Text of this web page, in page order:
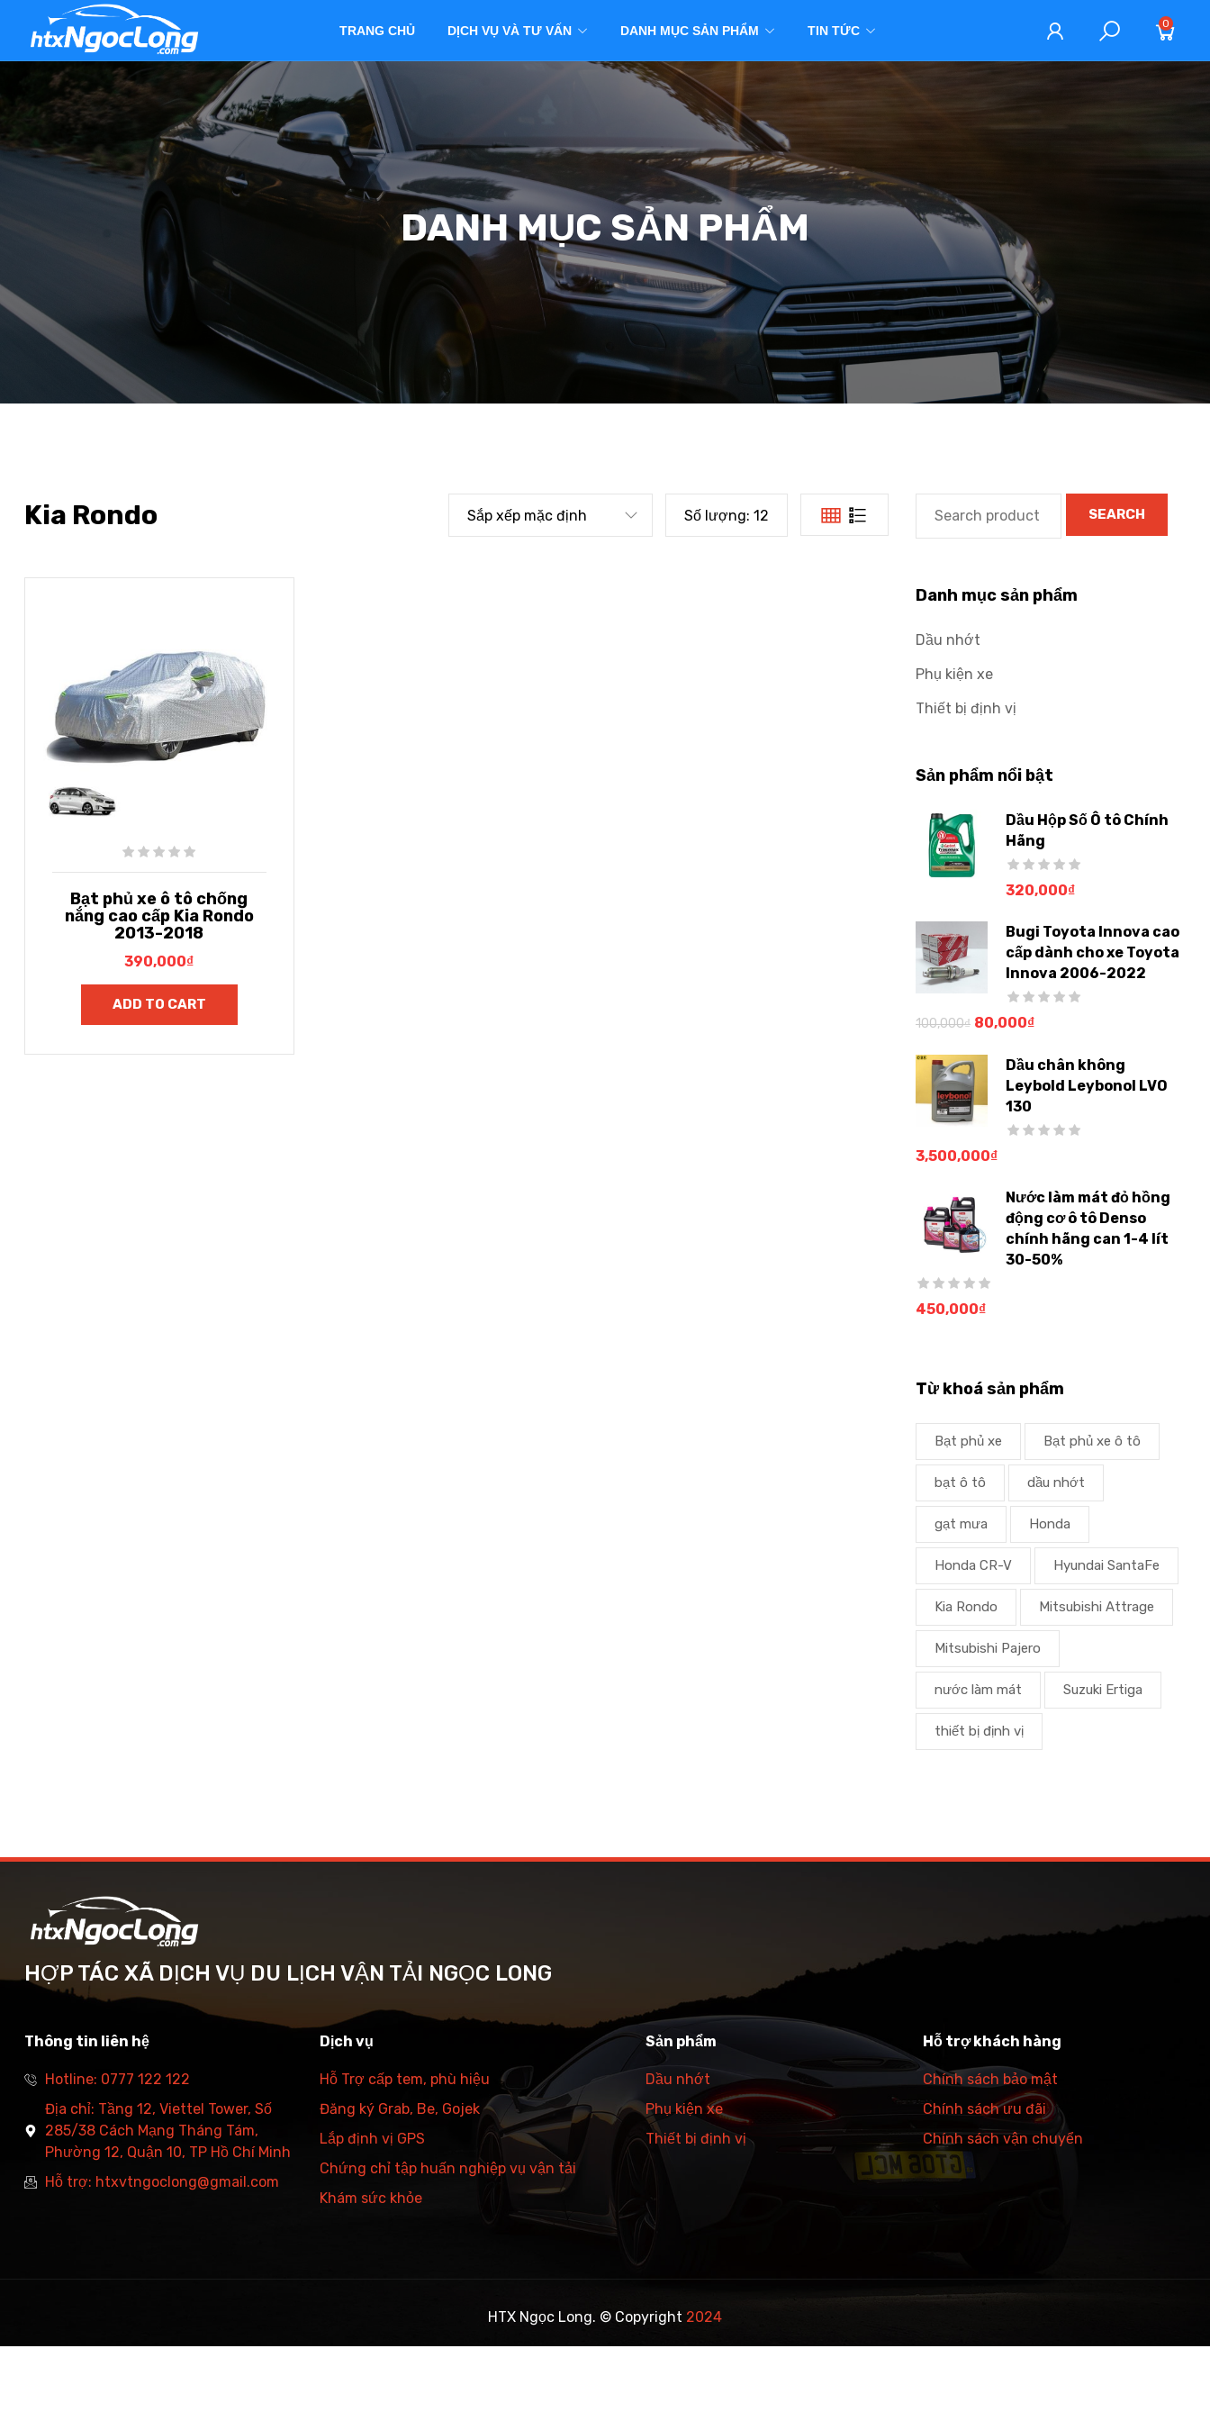
TRANG CHỦ DỊCH VỤ VÀ TƯ VẤN DANH MỤC SẢN PHẨM TIN TỨC 0
DANH MỤC SẢN PHẨM
Kia Rondo Sắp xếp mặc định Số lượng: 12
Bạt phủ xe ô tô chống
nắng cao cấp Kia Rondo
2013-2018
390,000₫
ADD TO CART
SEARCH
Danh mục sản phẩm
Dầu nhớt
Phụ kiện xe
Thiết bị định vị
Sản phẩm nổi bật
Dầu Hộp Số Ô tô Chính
Hãng
320,000₫
Bugi Toyota Innova cao
cấp dành cho xe Toyota
Innova 2006-2022
100,000₫ 80,000₫
Dầu chân không
Leybold Leybonol LVO
130
3,500,000₫
Nước làm mát đỏ hồng
động cơ ô tô Denso
chính hãng can 1-4 lít
30-50%
450,000₫
Từ khoá sản phẩm
Bạt phủ xe Bạt phủ xe ô tô
bạt ô tô dầu nhớt
gạt mưa Honda
Honda CR-V Hyundai SantaFe
Kia Rondo Mitsubishi Attrage
Mitsubishi Pajero
nước làm mát Suzuki Ertiga
thiết bị định vị
HỢP TÁC XÃ DỊCH VỤ DU LỊCH VẬN TẢI NGỌC LONG
Thông tin liên hệ
Hotline: 0777 122 122
Địa chỉ: Tầng 12, Viettel Tower, Số
285/38 Cách Mạng Tháng Tám,
Phường 12, Quận 10, TP Hồ Chí Minh
Hỗ trợ: htxvtngoclong@gmail.com
Dịch vụ
Hỗ Trợ cấp tem, phù hiệu
Đăng ký Grab, Be, Gojek
Lắp định vị GPS
Chứng chỉ tập huấn nghiệp vụ vận tải
Khám sức khỏe
Sản phẩm
Dầu nhớt
Phụ kiện xe
Thiết bị định vị
Hỗ trợ khách hàng
Chính sách bảo mật
Chính sách ưu đãi
Chính sách vận chuyển
HTX Ngọc Long. © Copyright 2024